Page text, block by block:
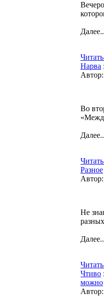
Нарва :
Автор:
Во
Разное
Автор:
Не
Чтиво :
можно
Автор: